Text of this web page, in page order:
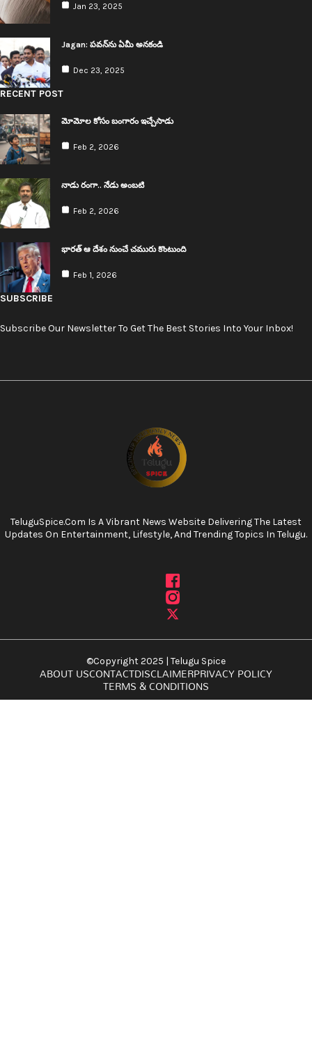
Jan 23, 2025
Jagan: ప‌వ‌న్‌ను ఏమీ అనకండి
Dec 23, 2025
RECENT POST
మోమోల కోసం బంగారం ఇచ్చేసాడు
Feb 2, 2026
నాడు రంగా.. నేడు అంబ‌టి
Feb 2, 2026
భార‌త్ ఆ దేశం నుంచే చ‌మురు కొంటుంది
Feb 1, 2026
SUBSCRIBE
Subscribe Our Newsletter To Get The Best Stories Into Your Inbox!
TeluguSpice.com Is A Vibrant News Website Delivering The Latest
Updates On Entertainment, Lifestyle, And Trending Topics In Telugu.
©Copyright 2025 | Telugu Spice
ABOUT USCONTACTDISCLAIMERPRIVACY POLICY
TERMS & CONDITIONS